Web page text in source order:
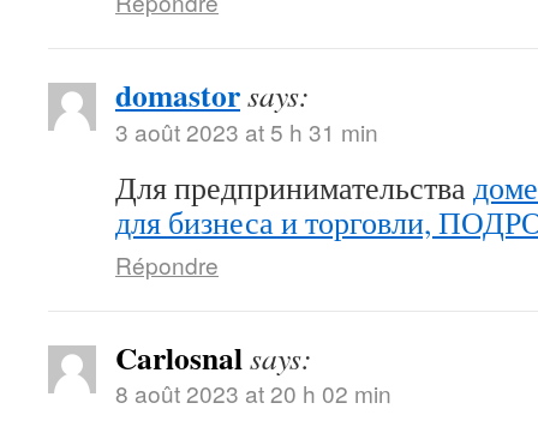
domastorsays:
3 août 2023 at 5 h 31 min
Для предпринимательства
для бизнеса и торговли,
Répondre
Carlosnalsays:
8 août 2023 at 20 h 02 min